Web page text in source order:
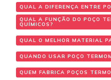
QUAL A DIFERENÇA ENTRE
QUAL A FUNÇÃO DO POÇO
QUÍMICOS?
QUAL O MELHOR MATERIAL
QUANDO USAR POÇO
QUEM FABRICA POÇOS